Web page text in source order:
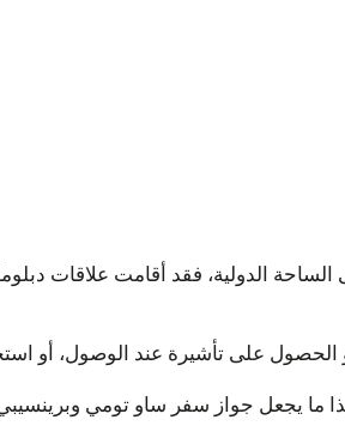
الدولية، فقد أقامت علاقات
ما يجعل جواز سفر ساو تومي